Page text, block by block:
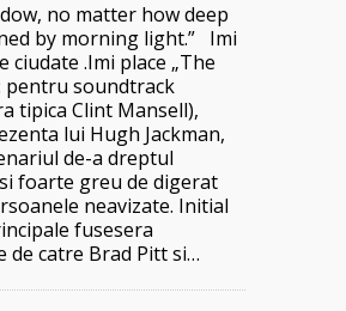
no matter how deep
by morning light.” Imi
ciudate .Imi place „The
pentru soundtrack
tipica Clint Mansell),
lui Hugh Jackman,
de-a dreptul
foarte greu de digerat
neavizate. Initial
fusesera
de catre Brad Pitt si…